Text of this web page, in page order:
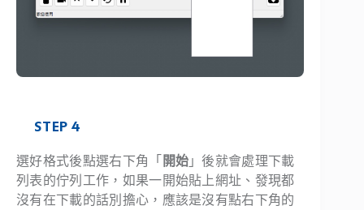
STEP 4
選好格式後點選右下角「 開始 」後就會處理下載
列表的佇列工作，如果一開始貼上網址、發現都
沒有在下載的話別擔心，應該是沒有點右下角的